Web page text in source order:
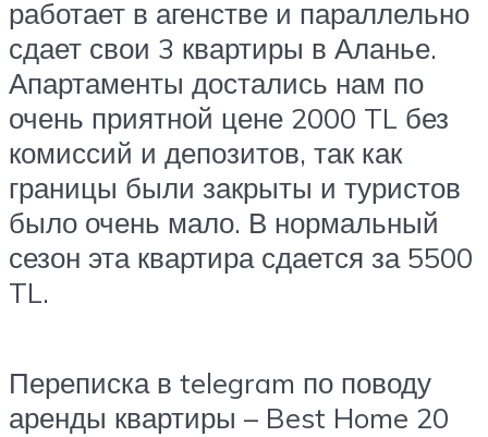
работает в агенстве и параллельно
сдает свои 3 квартиры в Аланье.
Апартаменты достались нам по
очень приятной цене 2000 TL без
комиссий и депозитов, так как
границы были закрыты и туристов
было очень мало. В нормальный
сезон эта квартира сдается за 5500
TL.
Переписка в telegram по поводу
аренды квартиры – Best Home 20